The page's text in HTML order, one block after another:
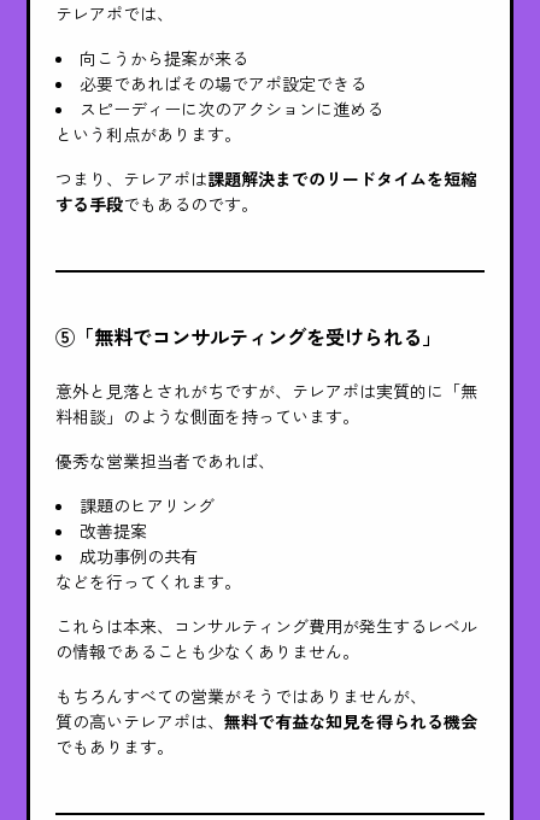
テレアポでは、
向こうから提案が来る
必要であればその場でアポ設定できる
スピーディーに次のアクションに進める
という利点があります。
つまり、テレアポは課題解決までのリードタイムを短縮
する手段でもあるのです。
⑤「無料でコンサルティングを受けられる」
意外と見落とされがちですが、テレアポは実質的に「無
料相談」のような側面を持っています。
優秀な営業担当者であれば、
課題のヒアリング
改善提案
成功事例の共有
などを行ってくれます。
これらは本来、コンサルティング費用が発生するレベル
の情報であることも少なくありません。
もちろんすべての営業がそうではありませんが、
質の高いテレアポは、 無料で有益な知見を得られる機会
でもあります。